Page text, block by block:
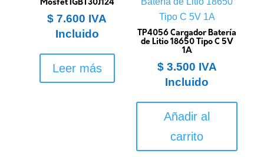
Mosfet IGBT30J124
$ 7.600 IVA
Incluido
Leer más
TP4056 Cargador Batería
de Litio 18650 Tipo C 5V
1A
$3.500 IVA
Incluido
Añadir al
carrito